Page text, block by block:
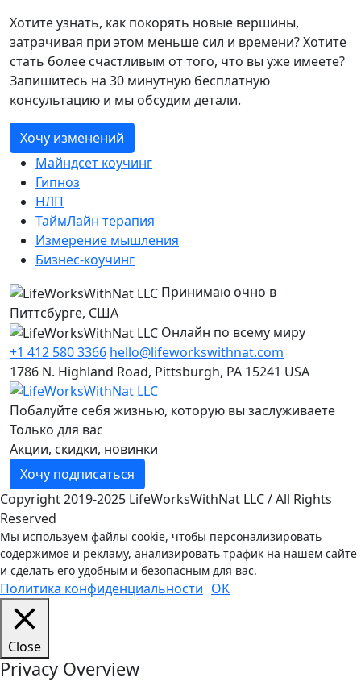
Хотите узнать, как покорять новые вершины,
затрачивая при этом меньше сил и времени? Хотите
стать более счастливым от того, что вы уже имеете?
Запишитесь на 30 минутную бесплатную
консультацию и мы обсудим детали.
Хочу изменений
Майндсет коучинг
Гипноз
НЛП
ТаймЛайн терапия
Измерение мышления
Бизнес-коучинг
Принимаю очно в
Питтсбурге, США
Онлайн по всему миру
+1 412 580 3366 hello@lifeworkswithnat.com
1786 N. Highland Road, Pittsburgh, PA 15241 USA
Побалуйте себя жизнью, которую вы заслуживаете
Только для вас
Акции, скидки, новинки
Хочу подписаться
Copyright 2019-2025 LifeWorksWithNat LLC / All Rights
Reserved
Мы используем файлы cookie, чтобы персонализировать
содержимое и рекламу, анализировать трафик на нашем сайте
и сделать его удобным и безопасным для вас.
Политика конфиденциальности OK
Close
Privacy Overview